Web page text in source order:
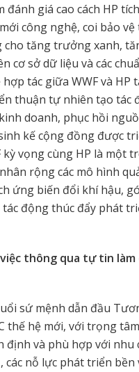
đánh giá cao cách HP
công nghệ, coi bảo
cho tăng trưởng xanh,
sở dữ liệu và các
tác giữa WWF và HP
thuận tự nhiên tạo tác
doanh, phục hồi
kế cộng đồng được
kỳ vọng cùng HP là một
rộng các mô hình
ứng biến đổi khí hậu,
động thúc đẩy phát
thông qua tự tin
sứ mệnh dẫn đầu
thế hệ mới, với trọng
định và phù hợp với nhu
các nỗ lực phát triển